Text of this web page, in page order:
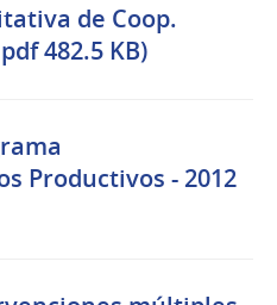
de Coop.
482.5 KB)
Productivos - 2012